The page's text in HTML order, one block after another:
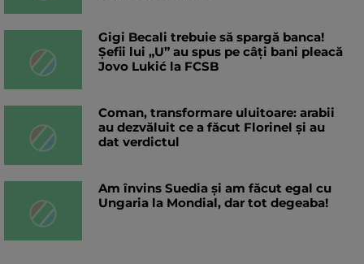
Gigi Becali trebuie să spargă banca!
Șefii lui „U” au spus pe câți bani pleacă
Jovo Lukić la FCSB
Coman, transformare uluitoare: arabii
au dezvăluit ce a făcut Florinel și au
dat verdictul
Am învins Suedia și am făcut egal cu
Ungaria la Mondial, dar tot degeaba!